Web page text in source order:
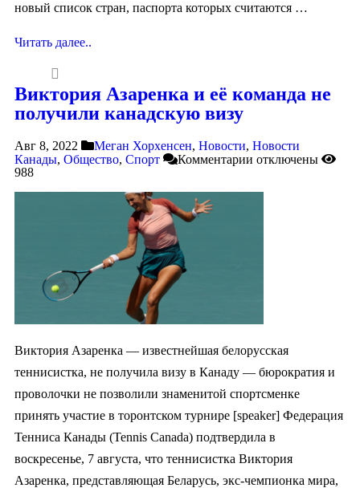
новый список стран, паспорта которых считаются …
Читать далее..
Виктория Азаренка и её команда не
получили канадскую визу
Авг 8, 2022 Меган Хорхенсен, Новости, Новости
Канады, Общество, Спорт Комментарии отключены
988
Виктория Азаренка — известнейшая белорусская
теннисистка, не получила визу в Канаду — бюрократия и
проволочки не позволили знаменитой спортсменке
принять участие в торонтском турнире [speaker] Федерация
Тенниса Канады (Tennis Canada) подтвердила в
воскресенье, 7 августа, что теннисистка Виктория
Азаренка, представляющая Беларусь, экс-чемпионка мира,